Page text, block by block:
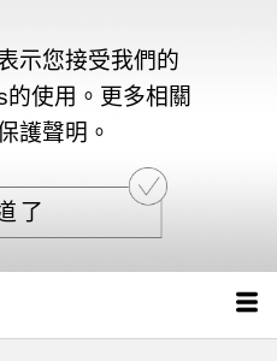
示您接受我們的
使用。更多相關
護聲明。
了